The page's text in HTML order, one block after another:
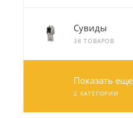
Сувиды
38 ТОВАРОВ
Показать еще
2 КАТЕГОРИИ